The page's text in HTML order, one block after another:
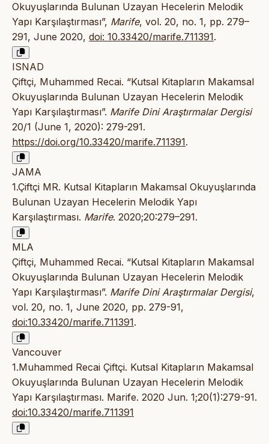
Okuyuşlarında Bulunan Uzayan Hecelerin Melodik
Yapı Karşılaştırması”, Marife, vol. 20, no. 1, pp. 279–
291, June 2020, doi: 10.33420/marife.711391.
ISNAD
Çiftçi, Muhammed Recai. “Kutsal Kitapların Makamsal
Okuyuşlarında Bulunan Uzayan Hecelerin Melodik
Yapı Karşılaştırması”. Marife Dini Araştırmalar Dergisi
20/1 (June 1, 2020): 279-291.
https://doi.org/10.33420/marife.711391.
JAMA
1.Çiftçi MR. Kutsal Kitapların Makamsal Okuyuşlarında
Bulunan Uzayan Hecelerin Melodik Yapı
Karşılaştırması. Marife. 2020;20:279–291.
MLA
Çiftçi, Muhammed Recai. “Kutsal Kitapların Makamsal
Okuyuşlarında Bulunan Uzayan Hecelerin Melodik
Yapı Karşılaştırması”. Marife Dini Araştırmalar Dergisi,
vol. 20, no. 1, June 2020, pp. 279-91,
doi:10.33420/marife.711391.
Vancouver
1.Muhammed Recai Çiftçi. Kutsal Kitapların Makamsal
Okuyuşlarında Bulunan Uzayan Hecelerin Melodik
Yapı Karşılaştırması. Marife. 2020 Jun. 1;20(1):279-91.
doi:10.33420/marife.711391